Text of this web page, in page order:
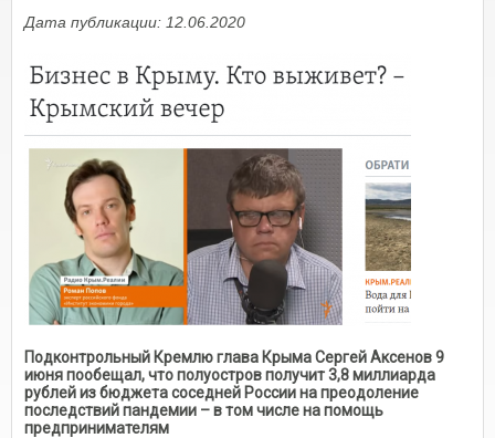
Дата публикации: 12.06.2020
Подконтрольный Кремлю глава Крыма Сергей Аксенов 9
июня пообещал, что полуостров получит 3,8 миллиарда
рублей из бюджета соседней России на преодоление
последствий пандемии – в том числе на помощь
предпринимателям